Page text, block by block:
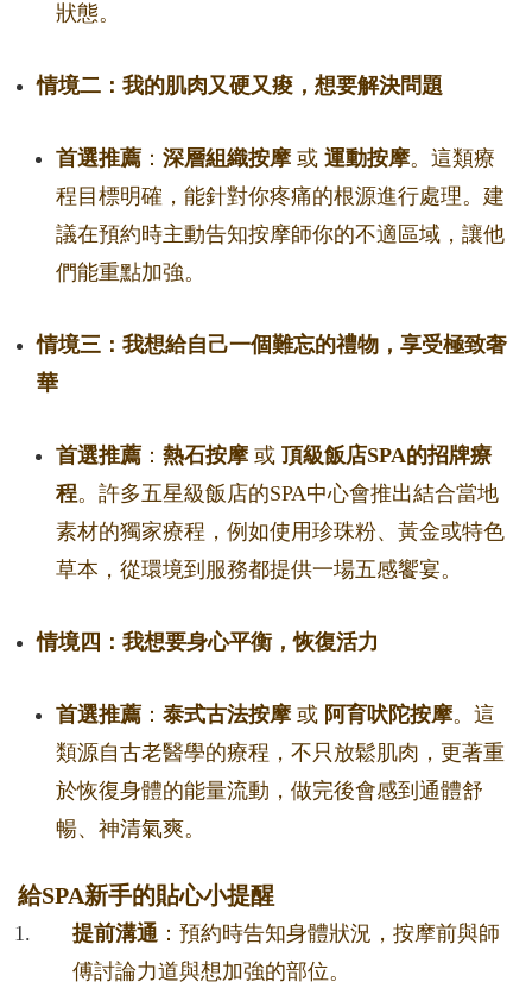
狀態。
情境二：我的肌肉又硬又痠，想要解決問題
首選推薦 ： 深層組織按摩或 運動按摩。這類療
程目標明確，能針對你疼痛的根源進行處理。建
議在預約時主動告知按摩師你的不適區域，讓他
們能重點加強。
情境三：我想給自己一個難忘的禮物，享受極致奢
華
首選推薦 ： 熱石按摩或 頂級飯店SPA的招牌療
程。許多五星級飯店的SPA中心會推出結合當地
素材的獨家療程，例如使用珍珠粉、黃金或特色
草本，從環境到服務都提供一場五感饗宴。
情境四：我想要身心平衡，恢復活力
首選推薦 ： 泰式古法按摩或 阿育吠陀按摩。這
類源自古老醫學的療程，不只放鬆肌肉，更著重
於恢復身體的能量流動，做完後會感到通體舒
暢、神清氣爽。
給SPA新手的貼心小提醒
提前溝通 ：預約時告知身體狀況，按摩前與師
傅討論力道與想加強的部位。